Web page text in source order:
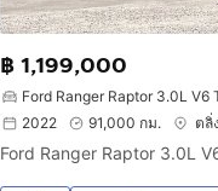
฿ 1,199,000
Ford Ranger Raptor 3.0L
2022
91,000 กม. ตลิ่
Ford Ranger Raptor 3.0L